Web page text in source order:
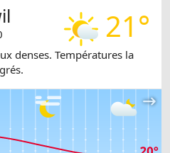
21°
denses. Températures la